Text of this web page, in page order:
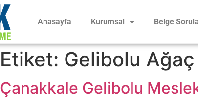
Anasayfa Kurumsal Belge
Etiket: Gelibolu
Çanakkale Gelibolu